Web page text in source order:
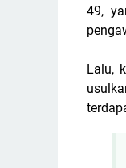
49,
Lalu,